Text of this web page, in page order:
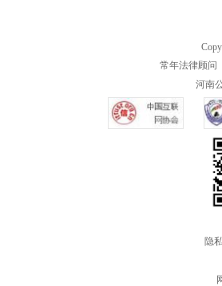
常年法律顾问
河南
隐